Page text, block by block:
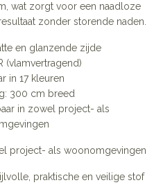
wat zorgt voor een naadloze
zonder storende naden.
en glanzende zijde
(vlamvertragend)
in 17 kleuren
300 cm breed
in zowel project- als
project- als woonomgevingen
praktische en veilige stof